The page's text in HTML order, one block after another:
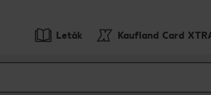
Leták Kaufland Card